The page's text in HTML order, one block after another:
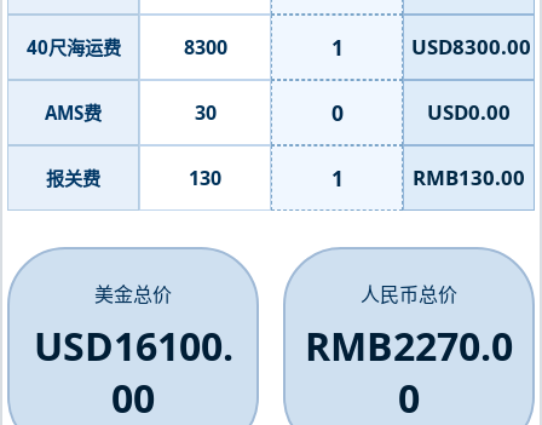
40尺海运费 8300 1 USD8300.00
AMS费 30 0 USD0.00
报关费 130 1 RMB130.00
美金总价
USD16100.
00
人民币总价
RMB2270.0
0